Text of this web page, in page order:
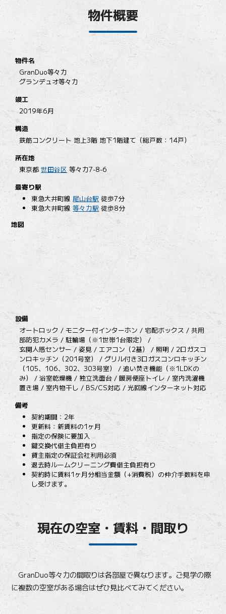
物件概要
物件名
GranDuo等々力
グランデュオ等々力
竣工
2019年6月
構造
鉄筋コンクリート 地上3階 地下1階建て（総戸数：14戸）
所在地
東京都世田谷区 等々力7-8-6
最寄り駅
東急大井町線 尾山台駅 徒歩7分
東急大井町線等々力駅 徒歩8分
地図
設備
オートロック / モニター付インターホン / 宅配ボックス / 共用
部防犯カメラ / 駐輪場（※1世帯1台限定） /
玄関人感センサー / 姿見 / エアコン（2基） / 照明 / 2口ガスコ
ンロキッチン（201号室） / グリル付き3口ガスコンロキッチン
（105、106、302、303号室） / 追い焚き機能（※1LDKの
み） / 浴室乾燥機 / 独立洗面台 / 暖房便座トイレ / 室内洗濯機
置き場 / 室内物干し / BS/CS対応 / 光回線インターネット対応
備考
契約期間：2年
更新料：新賃料の1ヶ月
指定の保険に要加入
鍵交換代借主負担有り
貸主指定の保証会社利用必須
退去時ルームクリーニング費借主負担有り
契約時に賃料1ヶ月分相当金額（+消費税）の仲介手数料を申
し受けます。
現在の空室・賃料・間取り
GranDuo等々力の間取りは各部屋で異なります。ご見学の際
に複数の空室がある場合はぜひ見比べてみてください。